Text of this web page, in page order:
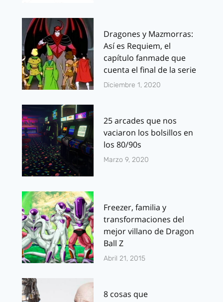
Dragones y Mazmorras:
Así es Requiem, el
capítulo fanmade que
cuenta el final de la serie
Diciembre 1, 2020
25 arcades que nos
vaciaron los bolsillos en
los 80/90s
Marzo 9, 2020
Freezer, familia y
transformaciones del
mejor villano de Dragon
Ball Z
Abril 21, 2015
8 cosas que